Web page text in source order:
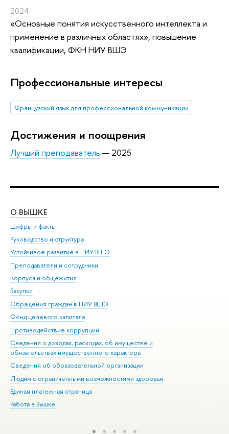
2024
«Основные понятия искусственного интеллекта и
применение в различных областях», повышение
квалификации, ФКН НИУ ВШЭ
Профессиональные интересы
Французский язык для профессиональной коммуникации
Достижения и поощрения
Лучший преподаватель — 2025
О ВЫШКЕ
Цифры и факты
Руководство и структура
Устойчивое развитие в НИУ ВШЭ
Преподаватели и сотрудники
Корпуса и общежития
Закупки
Обращения граждан в НИУ ВШЭ
Фонд целевого капитала
Противодействие коррупции
Сведения о доходах, расходах, об имуществе и
обязательствах имущественного характера
Сведения об образовательной организации
Людям с ограниченными возможностями здоровья
Единая платежная страница
Работа в Вышке